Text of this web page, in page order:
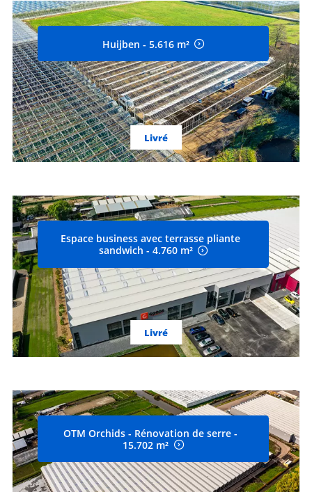
Huijben - 5.616 m²
Livré
Espace business avec terrasse pliante
sandwich - 4.760 m²
Livré
OTM Orchids - Rénovation de serre -
15.702 m²